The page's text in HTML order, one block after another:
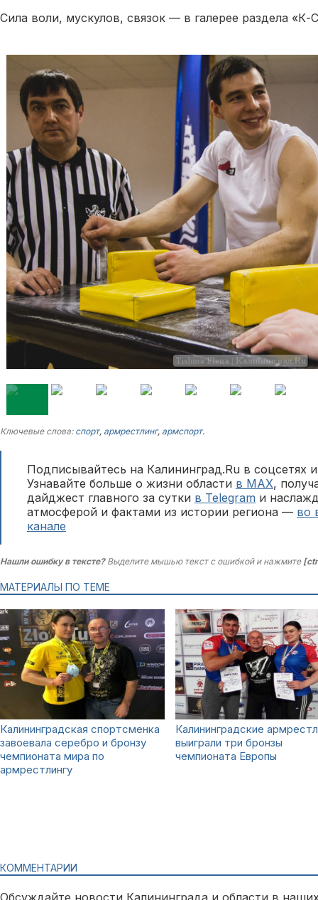
Сила воли, мускулов, связок — в галерее раздела «К-
Ключевые слова: спорт, армрестлинг, армспорт.
Подписывайтесь на Калининград.Ru в соцсетях
Узнавайте больше о жизни области в MAX,
дайджест главного за сутки в Telegram и
атмосферой и фактами из истории региона — во
канале
Нашли ошибку в тексте?Выделите мышью текст с ошибкой и нажмите
МАТЕРИАЛЫ ПО ТЕМЕ
Калининградская спортсменка
завоевала серебро и бронзу
чемпионата мира по
армрестлингу
Калининградские
выиграли три бронзы
чемпионата Европы
КОММЕНТАРИИ
Обсуждайте новости Калининграда и области в